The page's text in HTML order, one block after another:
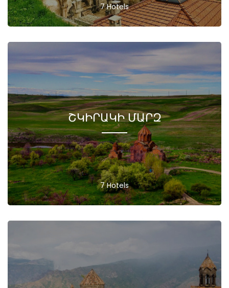
7 Hotels
ՇԿԻՐԱԿԻ ՄԱՐԶ
7 Hotels